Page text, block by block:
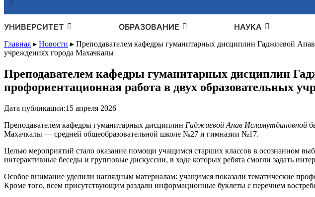
УНИВЕРСИТЕТ ОБРАЗОВАНИЕ НАУКА
Главная ▸ Новости ▸ Преподавателем кафедры гуманитарных дисциплин Гаджиевой
учреждениях города Махачкалы
Преподавателем кафедры гуманитарных дисциплин
профориентационная работа в двух образовательных
Дата публикации:15 апреля 2026
Преподавателем кафедры гуманитарных дисциплин Гаджиевой Апав Исламутдиновной
Махачкалы — средней общеобразовательной школе №27 и гимназии №17.
Целью мероприятий стало оказание помощи учащимся старших классов в осознанном
интерактивные беседы и групповые дискуссии, в ходе которых ребята смогли задать
Особое внимание уделили наглядным материалам: учащимся показали тематические
Кроме того, всем присутствующим раздали информационные буклеты с перечнем